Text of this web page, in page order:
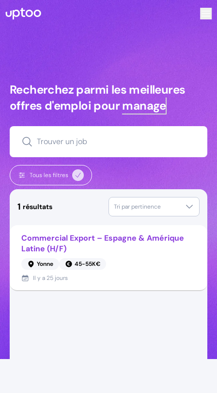
Recherchez parmi les meilleures
Recherchez parmi les meilleures
offres d'emploi pourmanagers
Trouver un job
Tous les filtres
1 résultats Tri par pertinence
Commercial Export – Espagne & Amérique
Latine (H/F)
Yonne
45-55K€
Il y a 25 jours